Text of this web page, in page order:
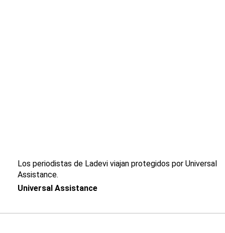
Los periodistas de Ladevi viajan protegidos por Universal
Assistance.
Universal Assistance